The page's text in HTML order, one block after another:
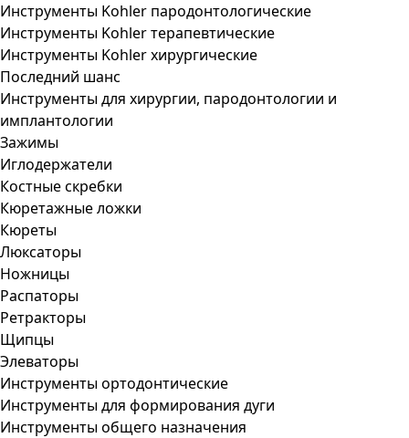
Инструменты Kohler пародонтологические
Инструменты Kohler терапевтические
Инструменты Kohler хирургические
Последний шанс
Инструменты для хирургии, пародонтологии и
имплантологии
Зажимы
Иглодержатели
Костные скребки
Кюретажные ложки
Кюреты
Люксаторы
Ножницы
Распаторы
Ретракторы
Щипцы
Элеваторы
Инструменты ортодонтические
Инструменты для формирования дуги
Инструменты общего назначения